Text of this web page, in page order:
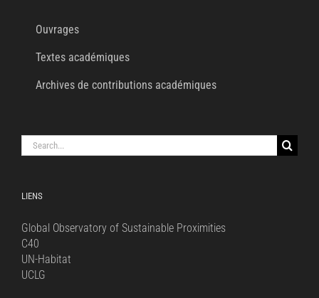
Ouvrages
Textes académiques
Archives de contributions académiques
Search
for:
LIENS
Global Observatory of Sustainable Proximities
C40
UN-Habitat
UCLG